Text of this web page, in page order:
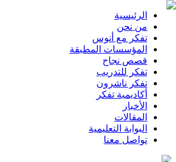
الرئيسية
من نحن
تفكر مع أنوس
المؤسسات المطبقة
قصص نجاح
تفكر للتدريب
تفكر ناشرون
أكاديمية تفكر
الأخبار
المقالات
البوابة التعليمية
تواصل معنا